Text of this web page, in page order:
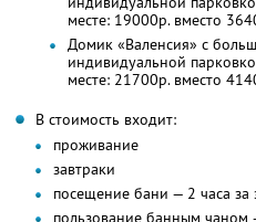
месте: 19000р. вместо
Домик «Валенсия» с
индивидуальной
месте: 21700р. вместо
В стоимость входит:
проживание
завтраки
посещение бани — 2 часа за
пользование банным чаном